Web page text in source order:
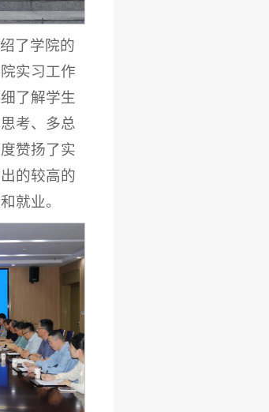
了学院的
实习工作
了解学生
考、多总
赞扬了实
的较高的
就业。